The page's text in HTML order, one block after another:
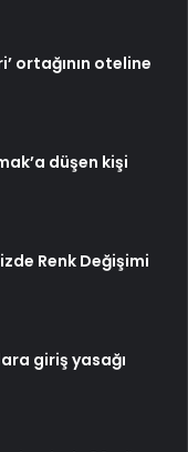
ortağının oteline
düşen kişi
Renk Değişimi
giriş yasağı